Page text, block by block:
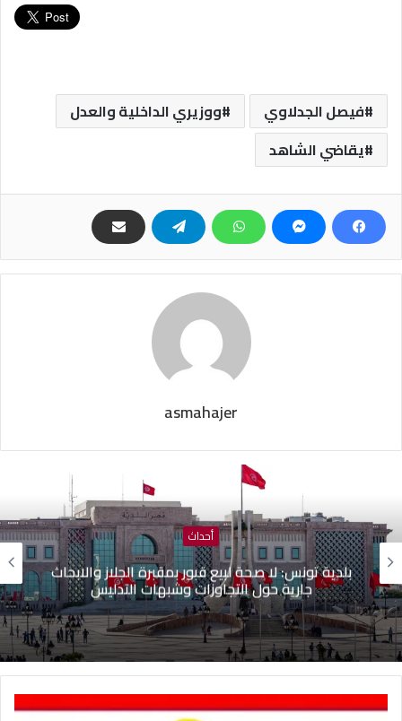
فيصل الجدلاوي
ووزيري الداخلية والعدل
يقاضي الشاهد
asmahajer
أحداث
بلدية تونس: لا صحة لبيع قبور بمقبرة الجلاز والابحاث
جارية حول التجاوزات وشبهات التدليس